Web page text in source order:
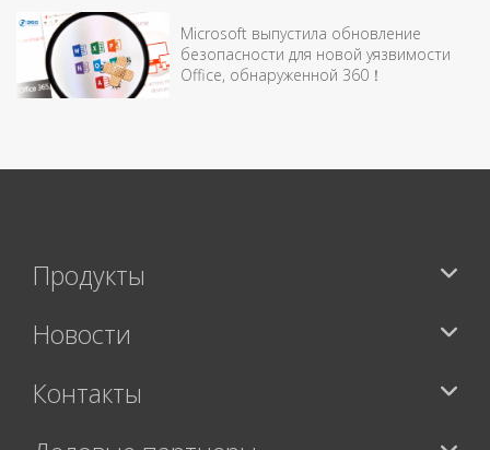
Microsoft выпустила обновление
безопасности для новой уязвимости
Office, обнаруженной 360！
Продукты
Новости
Контакты